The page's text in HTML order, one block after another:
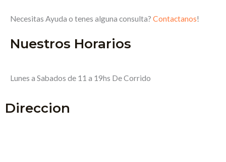
Necesitas Ayuda o tenes alguna consulta? Contactanos!
Nuestros Horarios
Lunes a Sabados de 11 a 19hs De Corrido
Direccion